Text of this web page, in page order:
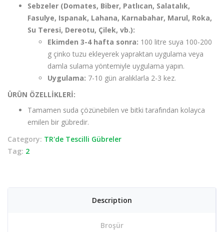
Sebzeler (Domates, Biber, Patlıcan, Salatalık,
Fasulye, Ispanak, Lahana, Karnabahar, Marul, Roka,
Su Teresi, Dereotu, Çilek, vb.):
Ekimden 3-4 hafta sonra: 100 litre suya 100-200
g çinko tuzu ekleyerek yapraktan uygulama veya
damla sulama yöntemiyle uygulama yapın.
Uygulama: 7-10 gün aralıklarla 2-3 kez.
ÜRÜN ÖZELLİKLERİ:
Tamamen suda çözünebilen ve bitki tarafından kolayca
emilen bir gübredir.
Category: TR'de Tescilli Gübreler
Tag: 2
Description
Broşür